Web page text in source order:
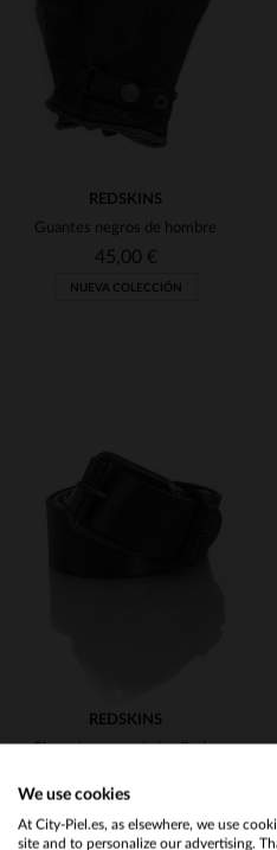
TALLAS DISPONIBLES
REDSKINS
Guantes negros de hombre
45,00 €
NUEVA COLECCIÓN
REDSKINS
Cinturón negro de los Redskins para hombre
Would you like to be
We use cookies
At City-Piel.es, as elsewhere, we use
site and to personalize our advertising.